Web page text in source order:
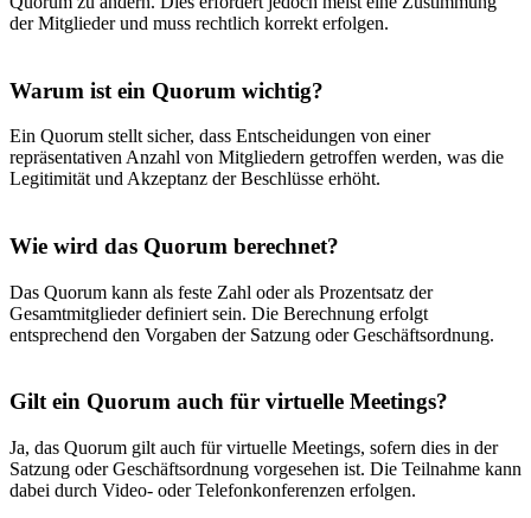
der Mitglieder und muss rechtlich korrekt erfolgen.
Warum ist ein Quorum wichtig?
Ein Quorum stellt sicher, dass Entscheidungen von einer
repräsentativen Anzahl von Mitgliedern getroffen werden, was die
Legitimität und Akzeptanz der Beschlüsse erhöht.
Wie wird das Quorum berechnet?
Das Quorum kann als feste Zahl oder als Prozentsatz der
Gesamtmitglieder definiert sein. Die Berechnung erfolgt
entsprechend den Vorgaben der Satzung oder Geschäftsordnung.
Gilt ein Quorum auch für virtuelle Meetings?
Ja, das Quorum gilt auch für virtuelle Meetings, sofern dies in der
Satzung oder Geschäftsordnung vorgesehen ist. Die Teilnahme kann
dabei durch Video- oder Telefonkonferenzen erfolgen.